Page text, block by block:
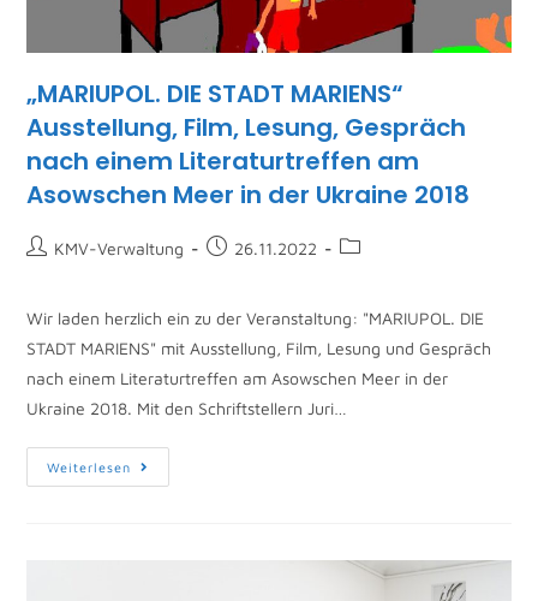
„MARIUPOL. DIE STADT MARIENS“
Ausstellung, Film, Lesung, Gespräch
nach einem Literaturtreffen am
Asowschen Meer in der Ukraine 2018
KMV-Verwaltung 26.11.2022
Wir laden herzlich ein zu der Veranstaltung: "MARIUPOL. DIE
STADT MARIENS" mit Ausstellung, Film, Lesung und Gespräch
nach einem Literaturtreffen am Asowschen Meer in der
Ukraine 2018. Mit den Schriftstellern Juri…
Weiterlesen